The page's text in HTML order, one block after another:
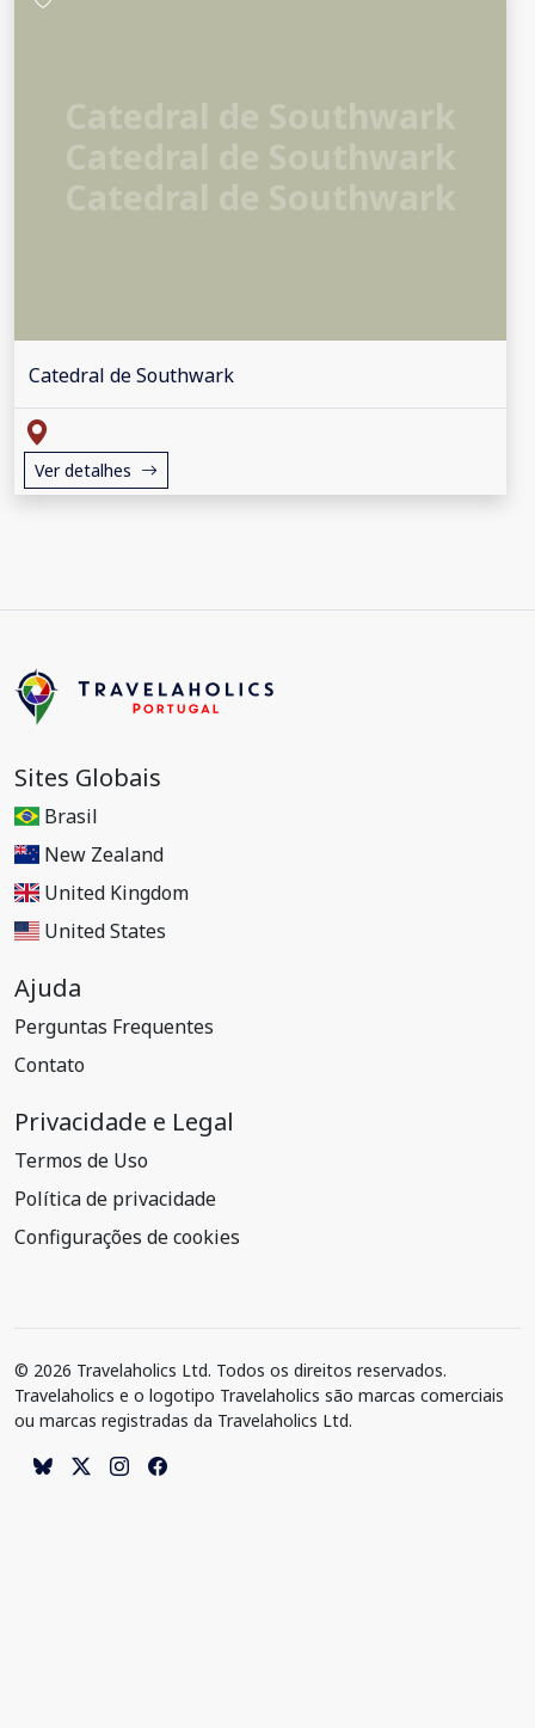
Catedral de Southwark
Ver detalhes
Sites Globais
Brasil
New Zealand
United Kingdom
United States
Ajuda
Perguntas Frequentes
Contato
Privacidade e Legal
Termos de Uso
Política de privacidade
Configurações de cookies
© 2026 Travelaholics Ltd. Todos os direitos reservados.
Travelaholics e o logotipo Travelaholics são marcas comerciais
ou marcas registradas da Travelaholics Ltd.